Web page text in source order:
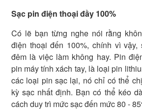
Sạc pin điện thoại đầy 100%
Có lẽ bạn từng nghe nói rằng
điện thoại đến 100%, chính vì
đêm là việc làm không hay. Pin
pin máy tính xách tay, là loại pin
các loại pin sạc lại, nó chỉ có thể
kỳ sạc nhất định. Bạn có thể kéo
cách duy trì mức sạc đến mức 80 -